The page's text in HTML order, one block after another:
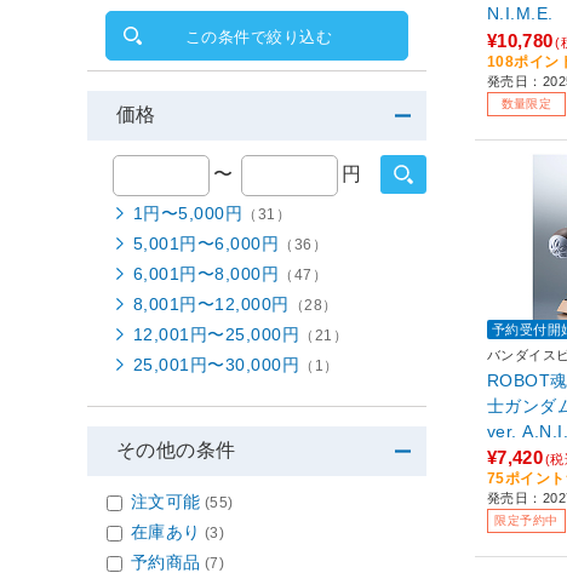
N.I.M.E.
¥10,780(
108ポイン
発売日：
数量限定
予約受付開
バンダイス
ROBOT
士ガンダ
ver.
¥7,420(税
75ポイン
発売日：
限定予約中
この条件で絞り込む
価格
〜 円
1円〜5,000円 （31）
5,001円〜6,000円 （36）
6,001円〜8,000円 （47）
8,001円〜12,000円 （28）
12,001円〜25,000円 （21）
25,001円〜30,000円 （1）
その他の条件
注文可能 (55)
在庫あり (3)
予約商品 (7)